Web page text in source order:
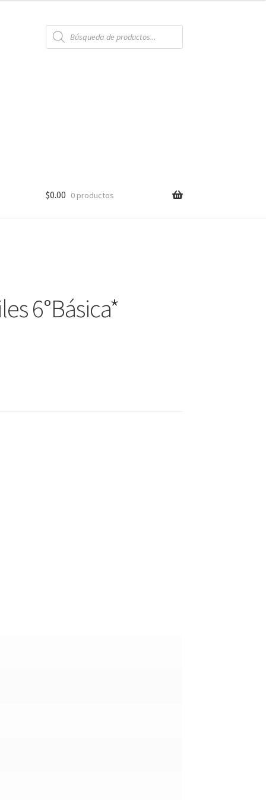
Búsqueda
de
productos
$0.00 0 productos
6°Básica*